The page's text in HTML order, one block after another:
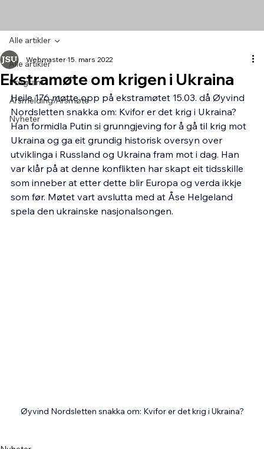
Alle artikler
Program
Årsmelding/Årsmøte
Nyheter
Alle artikler
Ekstramøte om krigen i Ukraina
Webmaster 15. mars 2022
Heile 176 møtte opp på ekstramøtet 15.03. då Øyvind
Nordsletten snakka om: Kvifor er det krig i Ukraina?
Han formidla Putin si grunngjeving for å gå til krig mot
Ukraina og ga eit grundig historisk oversyn over
utviklinga i Russland og Ukraina fram mot i dag. Han
var klår på at denne konflikten har skapt eit tidsskille
som inneber at etter dette blir Europa og verda ikkje
som før. Møtet vart avslutta med at Åse Helgeland
spela den ukrainske nasjonalsongen.
Øyvind Nordsletten snakka om: Kvifor er det krig i Ukraina?